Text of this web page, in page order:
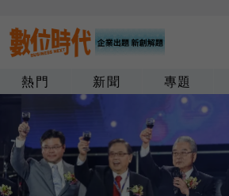
熱門 新聞 專題